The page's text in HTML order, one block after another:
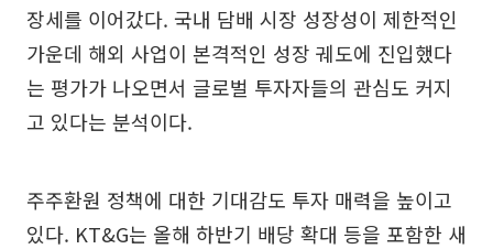
장세를 이어갔다. 국내 담배 시장 성장성이 제한적인
가운데 해외 사업이 본격적인 성장 궤도에 진입했다
는 평가가 나오면서 글로벌 투자자들의 관심도 커지
고 있다는 분석이다.
주주환원 정책에 대한 기대감도 투자 매력을 높이고
있다. KT&G는 올해 하반기 배당 확대 등을 포함한 새